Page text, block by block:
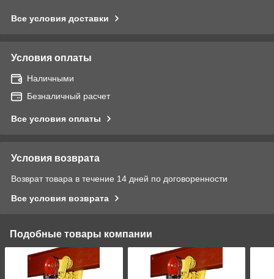
Все условия доставки
Условия оплаты
Наличными
Безналичный расчет
Все условия оплаты
Условия возврата
Возврат товара в течение 14 дней по договоренности
Все условия возврата
Подобные товары компании